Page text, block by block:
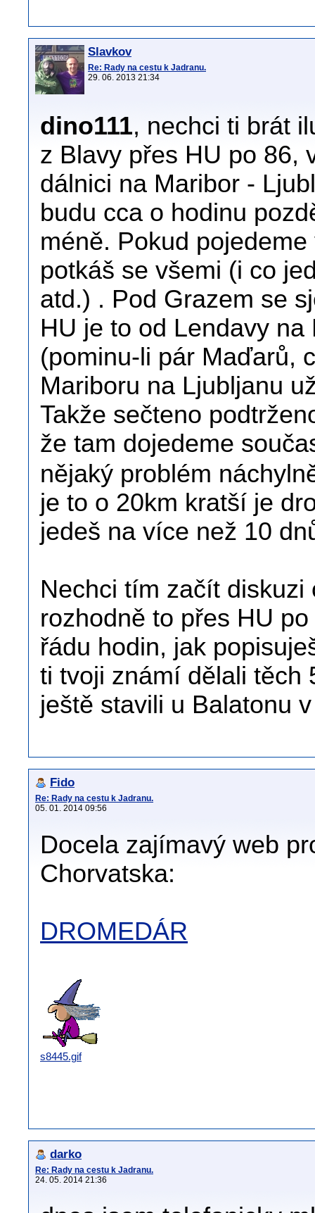
Slavkov
Re: Rady na cestu k Jadranu.
29. 06. 2013 21:34
dino111, nechci ti brát
z Blavy přes HU po 86,
dálnici na Maribor -
budu cca o hodinu
méně. Pokud
potkáš se všemi (i co
atd.) . Pod Grazem se
HU je to od Lendavy
(pominu-li pár Maďarů,
Mariboru na Ljubljanu
Takže sečteno
že tam dojedeme
nějaký problém
je to o 20km kratší je
jedeš na více než 10
Nechci tím začít
rozhodně to přes HU
řádu hodin, jak
ti tvoji známí dělali
ještě stavili u Balatonu
Fido
Re: Rady na cestu k Jadranu.
05. 01. 2014 09:56
Docela zajímavý web
Chorvatska:
DROMEDÁR
s8445.gif
darko
Re: Rady na cestu k Jadranu.
24. 05. 2014 21:36